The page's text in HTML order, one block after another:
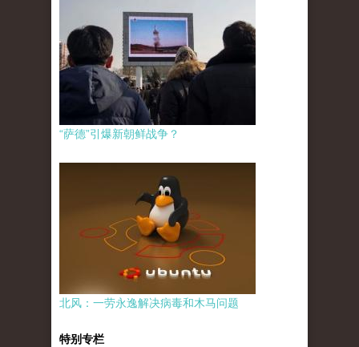
“萨德”引爆新朝鲜战争？
北风：一劳永逸解决病毒和木马问题
特别专栏